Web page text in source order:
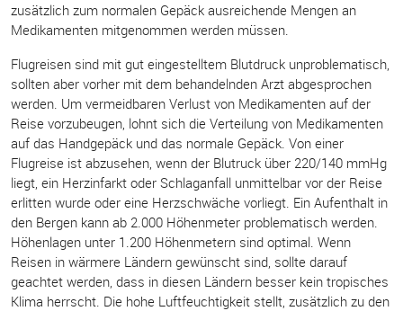
zusätzlich zum normalen Gepäck ausreichende Mengen an
Medikamenten mitgenommen werden müssen.
Flugreisen sind mit gut eingestelltem Blutdruck unproblematisch,
sollten aber vorher mit dem behandelnden Arzt abgesprochen
werden. Um vermeidbaren Verlust von Medikamenten auf der
Reise vorzubeugen, lohnt sich die Verteilung von Medikamenten
auf das Handgepäck und das normale Gepäck. Von einer
Flugreise ist abzusehen, wenn der Blutruck über 220/140 mmHg
liegt, ein Herzinfarkt oder Schlaganfall unmittelbar vor der Reise
erlitten wurde oder eine Herzschwäche vorliegt. Ein Aufenthalt in
den Bergen kann ab 2.000 Höhenmeter problematisch werden.
Höhenlagen unter 1.200 Höhenmetern sind optimal. Wenn
Reisen in wärmere Ländern gewünscht sind, sollte darauf
geachtet werden, dass in diesen Ländern besser kein tropisches
Klima herrscht. Die hohe Luftfeuchtigkeit stellt, zusätzlich zu den